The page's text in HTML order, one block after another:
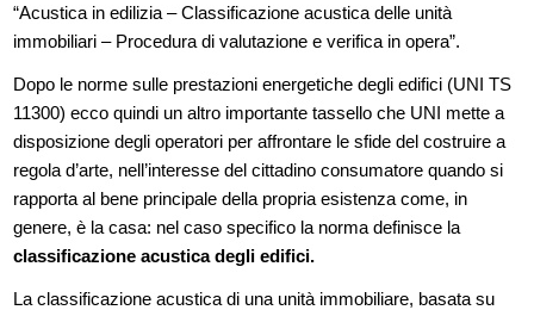
“Acustica in edilizia – Classificazione acustica delle unità
immobiliari – Procedura di valutazione e verifica in opera”.
Dopo le norme sulle prestazioni energetiche degli edifici (UNI TS
11300) ecco quindi un altro importante tassello che UNI mette a
disposizione degli operatori per affrontare le sfide del costruire a
regola d’arte, nell’interesse del cittadino consumatore quando si
rapporta al bene principale della propria esistenza come, in
genere, è la casa: nel caso specifico la norma definisce la
classificazione acustica degli edifici.
La classificazione acustica di una unità immobiliare, basata su